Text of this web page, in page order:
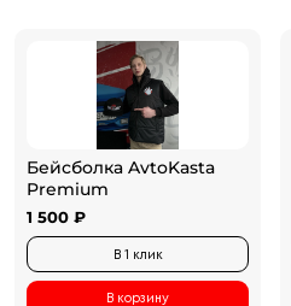
Бейсболка AvtoKasta
Premium
1 500 ₽
В 1 клик
В корзину